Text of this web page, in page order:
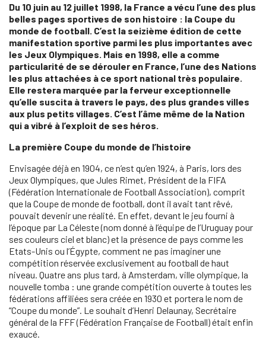
Du 10 juin au 12 juillet 1998, la France a vécu l’une des plus
belles pages sportives de son histoire : la Coupe du
monde de football. C’est la seizième édition de cette
manifestation sportive parmi les plus importantes avec
les Jeux Olympiques. Mais en 1998, elle a comme
particularité de se dérouler en France, l’une des Nations
les plus attachées à ce sport national très populaire.
Elle restera marquée par la ferveur exceptionnelle
qu’elle suscita à travers le pays, des plus grandes villes
aux plus petits villages. C’est l’âme même de la Nation
qui a vibré à l’exploit de ses héros.
La première Coupe du monde de l’histoire
Envisagée déjà en 1904, ce n’est qu’en 1924, à Paris, lors des
Jeux Olympiques, que Jules Rimet, Président de la FIFA
(Fédération Internationale de Football Association), comprit
que la Coupe de monde de football, dont il avait tant rêvé,
pouvait devenir une réalité. En effet, devant le jeu fourni à
l’époque par La Céleste (nom donné à l’équipe de l’Uruguay pour
ses couleurs ciel et blanc) et la présence de pays comme les
Etats-Unis ou l’Égypte, comment ne pas imaginer une
compétition réservée exclusivement au football de haut
niveau. Quatre ans plus tard, à Amsterdam, ville olympique, la
nouvelle tomba : une grande compétition ouverte à toutes les
fédérations affiliées sera créée en 1930 et portera le nom de
“Coupe du monde”. Le souhait d’Henri Delaunay, Secrétaire
général de la FFF (Fédération Française de Football) était enfin
exaucé.